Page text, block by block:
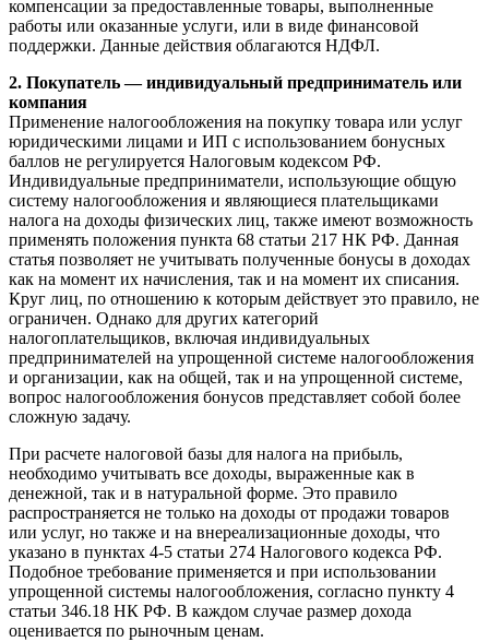
компенсации за предоставленные товары, выполненные
работы или оказанные услуги, или в виде финансовой
поддержки. Данные действия облагаются НДФЛ.
2. Покупатель — индивидуальный предприниматель или
компания
Применение налогообложения на покупку товара или услуг
юридическими лицами и ИП с использованием бонусных
баллов не регулируется Налоговым кодексом РФ.
Индивидуальные предприниматели, использующие общую
систему налогообложения и являющиеся плательщиками
налога на доходы физических лиц, также имеют возможность
применять положения пункта 68 статьи 217 НК РФ. Данная
статья позволяет не учитывать полученные бонусы в доходах
как на момент их начисления, так и на момент их списания.
Круг лиц, по отношению к которым действует это правило, не
ограничен. Однако для других категорий
налогоплательщиков, включая индивидуальных
предпринимателей на упрощенной системе налогообложения
и организации, как на общей, так и на упрощенной системе,
вопрос налогообложения бонусов представляет собой более
сложную задачу.
При расчете налоговой базы для налога на прибыль,
необходимо учитывать все доходы, выраженные как в
денежной, так и в натуральной форме. Это правило
распространяется не только на доходы от продажи товаров
или услуг, но также и на внереализационные доходы, что
указано в пунктах 4-5 статьи 274 Налогового кодекса РФ.
Подобное требование применяется и при использовании
упрощенной системы налогообложения, согласно пункту 4
статьи 346.18 НК РФ. В каждом случае размер дохода
оценивается по рыночным ценам.